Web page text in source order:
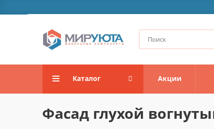
Каталог Акции
Фасад глухой